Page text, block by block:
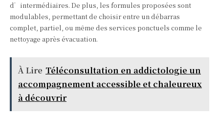
d’intermédiaires. De plus, les formules proposées sont
modulables, permettant de choisir entre un débarras
complet, partiel, ou même des services ponctuels comme le
nettoyage après évacuation.
À Lire Téléconsultation en addictologie un
accompagnement accessible et chaleureux
à découvrir